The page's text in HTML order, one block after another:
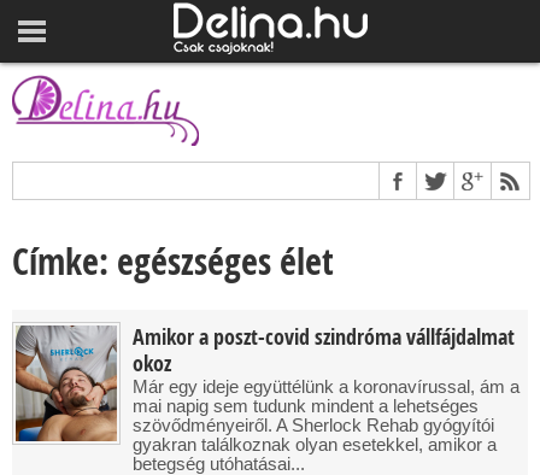
Címke: egészséges élet
Amikor a poszt-covid szindróma vállfájdalmat
okoz
Már egy ideje együttélünk a koronavírussal, ám a
mai napig sem tudunk mindent a lehetséges
szövődményeiről. A Sherlock Rehab gyógyítói
gyakran találkoznak olyan esetekkel, amikor a
betegség utóhatásai...